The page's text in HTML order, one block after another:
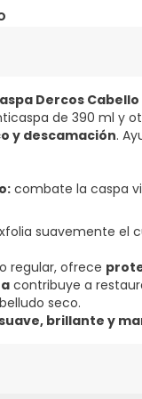
Dercos Cabello
de 390 ml y
y descamación.
combate la caspa
suavemente el
regular, ofrece
contribuye a
seco.
brillante y